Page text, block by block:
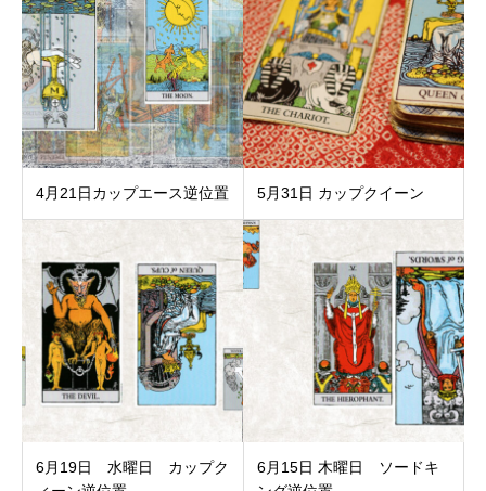
4月21日カップエース逆位置 5月31日 カップクイーン
6月19日 水曜日 カップク
6月15日 木曜日 ソードキ